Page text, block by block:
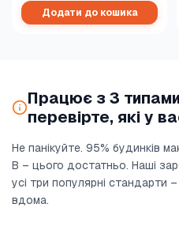
Додати до кошика
Працює з 3
перевірте, які у
Не панікуйте. 95% будинків
В – цього достатньо. Наші
усі три популярні стандарти
вдома.